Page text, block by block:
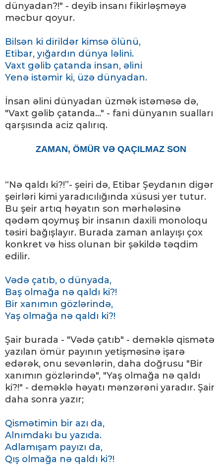
dünyadan?!" - deyib insanı fikirləşməyə
məcbur qoyur.
Bilsən ki dirildər kimsə ölünü,
Etibar, yığardın dünya ləlini.
Vaxt gəlib çatanda insan, əlini
Yenə istəmir ki, üzə dünyadan.
İnsan əlini dünyadan üzmək istəməsə də,
"Vaxt gəlib çatanda..." - fani dünyanın sualları
qarşısında aciz qalırıq.
ZAMAN, ÖMÜR VƏ QAÇILMAZ SON
“Nə qaldı ki?!”- şeiri də, Etibar Şeydanın digər
şeirləri kimi yaradıcılığında xüsusi yer tutur.
Bu şeir artıq həyatın son mərhələsinə
qədəm qoymuş bir insanın daxili monoloqu
təsiri bağışlayır. Burada zaman anlayışı çox
konkret və hiss olunan bir şəkildə təqdim
edilir.
Vədə çatıb, o dünyada,
Baş olmağa nə qaldı ki?!
Bir xanımın gözlərində,
Yaş olmağa nə qaldı ki?!
Şair burada - "Vədə çatıb" - deməklə qismətə
yazılan ömür payının yetişməsinə işarə
edərək, onu sevənlərin, daha doğrusu "Bir
xanımın gözlərində", "Yaş olmağa nə qaldı
ki?!" - deməklə həyatı mənzərəni yaradır. Şair
daha sonra yazır;
Qismətimin bir azı da,
Alnımdakı bu yazıda.
Adlamışam payızı da,
Qış olmağa nə qaldı ki?!